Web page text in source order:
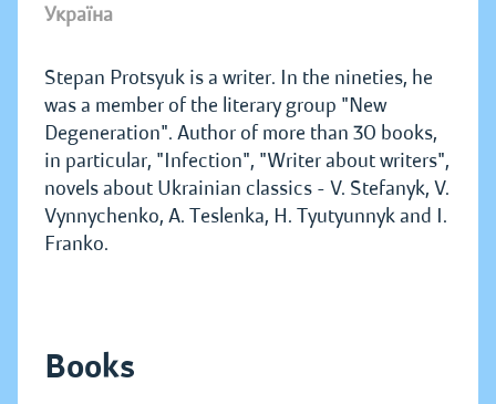
Україна
Stepan Protsyuk is a writer. In the nineties, he
was a member of the literary group "New
Degeneration". Author of more than 30 books,
in particular, "Infection", "Writer about writers",
novels about Ukrainian classics - V. Stefanyk, V.
Vynnychenko, A. Teslenka, H. Tyutyunnyk and I.
Franko.
Books